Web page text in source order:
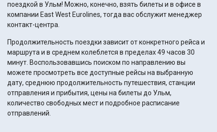
поездкой в Ульм! Можно, конечно, взять билеты и в офисе в
компании East West Eurolines, тогда вас обслужит менеджер
контакт-центра.
Продолжительность поездки зависит от конкретного рейса и
маршрута и в среднем колеблется в пределах 49 часов 30
минут. Воспользовавшись поиском по направлению вы
можете просмотреть все доступные рейсы на выбранную
дату, среднюю продолжительность путешествия, станции
отправления и прибытия, цены на билеты до Ульм,
количество свободных мест и подробное расписание
отправлений.